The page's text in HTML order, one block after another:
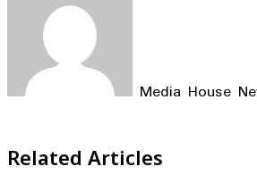
Media House
Related Articles